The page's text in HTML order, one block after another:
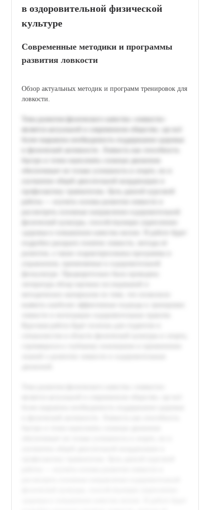
в оздоровительной физической
культуре
Современные методики и программы
развития ловкости
Обзор актуальных методик и программ тренировок для
ловкости.